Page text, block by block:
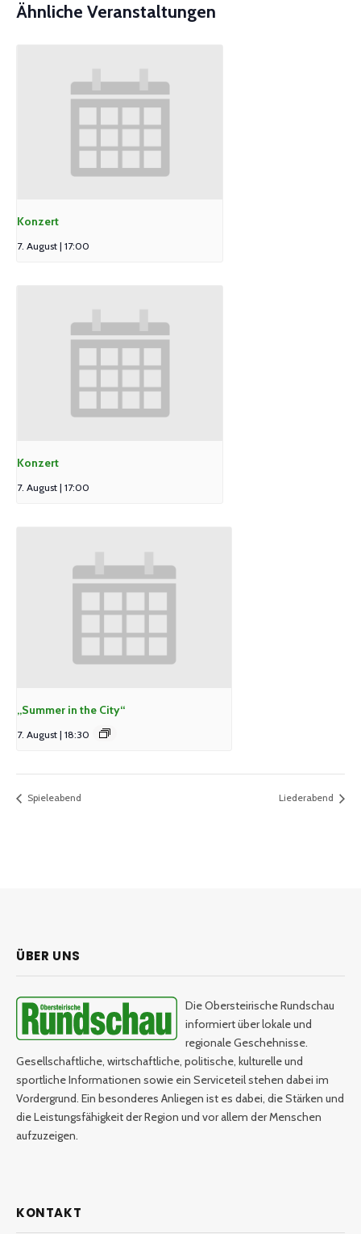
Ähnliche Veranstaltungen
Konzert
7. August | 17:00
Konzert
7. August | 17:00
„Summer in the City“
7. August | 18:30
Spieleabend Liederabend
ÜBER UNS
Die Obersteirische Rundschau
informiert über lokale und
regionale Geschehnisse.
Gesellschaftliche, wirtschaftliche, politische, kulturelle und
sportliche Informationen sowie ein Serviceteil stehen dabei im
Vordergrund. Ein besonderes Anliegen ist es dabei, die Stärken und
die Leistungsfähigkeit der Region und vor allem der Menschen
aufzuzeigen.
KONTAKT